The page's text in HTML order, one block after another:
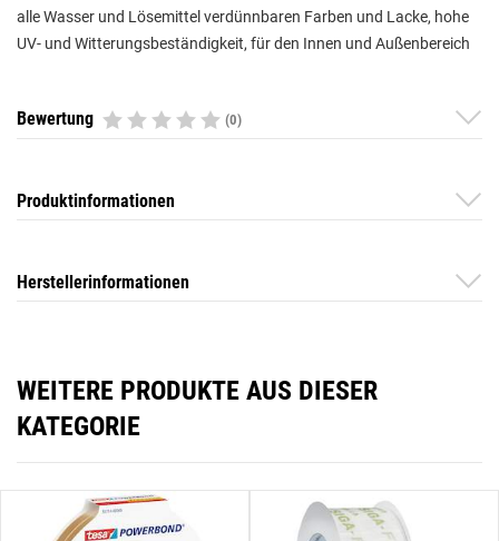
alle Wasser und Lösemittel verdünnbaren Farben und Lacke, hohe
UV- und Witterungsbeständigkeit, für den Innen und Außenbereich
Bewertung (0)
Produktinformationen
Herstellerinformationen
WEITERE PRODUKTE AUS DIESER
KATEGORIE